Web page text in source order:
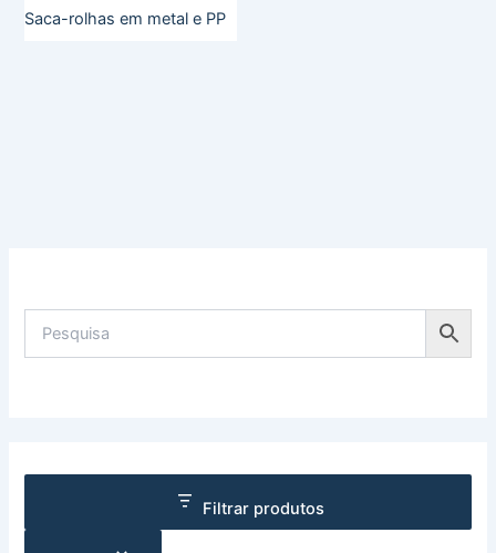
Filtrar produtos
Saca-rolhas em metal e PP